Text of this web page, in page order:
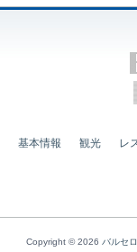
基本情報 観光 レ
Copyright © 2026 バルセ